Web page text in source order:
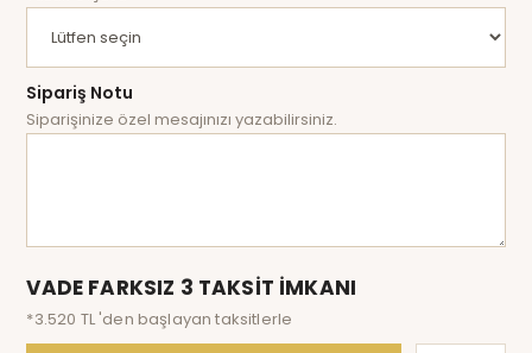
Sipariş Notu
Siparişinize özel mesajınızı yazabilirsiniz.
VADE FARKSIZ 3 TAKSİT İMKANI
*3.520 TL 'den başlayan taksitlerle